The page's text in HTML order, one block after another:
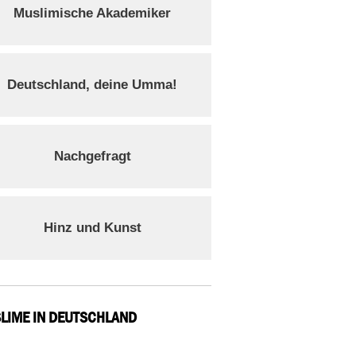
Muslimische Akademiker
Deutschland, deine Umma!
Nachgefragt
Hinz und Kunst
IN DEUTSCHLAND